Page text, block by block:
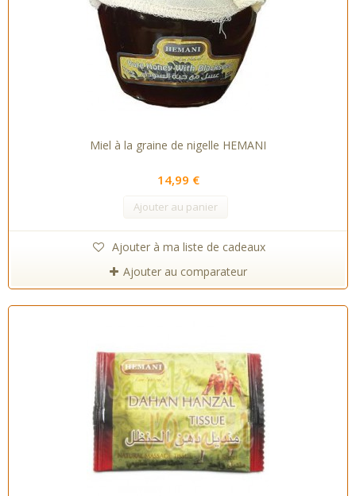
Miel à la graine de nigelle HEMANI
14,99 €
Ajouter au panier
Ajouter à ma liste de cadeaux
Ajouter au comparateur